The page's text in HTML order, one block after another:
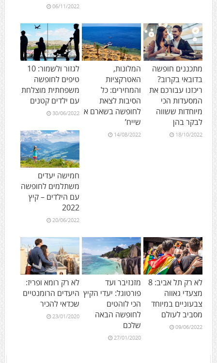
06/11/2022
מתכננים חופשה
בדובאי בקרוב?
ריכזנו עבורכם את
המסעדות הכי
מיוחדות ששווה
לבקר בהן
18/10/2022
המלונות,
האטרקציות
והמחירים: כל
הסיבות לצאת
לחופשה בשארם א
שייח’
14/08/2022
לגזור ולשמור: 10
טיפים לחופשה
משפחתית מוצלחת
עם ילדים קטנים
30/06/2022
חמישה יעדים
משתלמים לחופשה
עם הילדים – קיץ
2022
20/06/2022
לא רק תל אביב: 8
מצעדי גאווה
צבעוניים במיוחד
מסביב לעולם
09/06/2022
מזנזיבר ועד
פורטוגל: יעדי הקיץ
הכי לוהטים
לחופשה הבאה
שלכם
27/01/2020
לא רק רומא ופריז:
היעדים הרומנטיים
שכדאי להכיר
23/01/2020